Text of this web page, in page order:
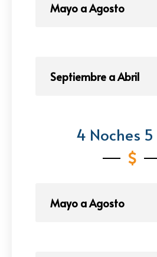
Mayo a Agosto
Septiembre a Abril
4 Noches
Mayo a Agosto